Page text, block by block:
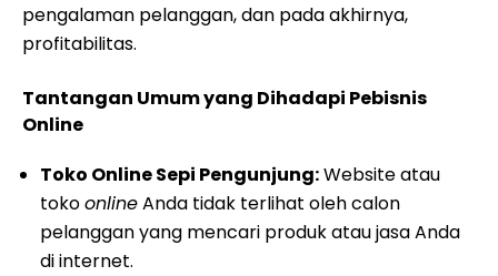
pengalaman pelanggan, dan pada akhirnya,
profitabilitas.
Tantangan Umum yang Dihadapi Pebisnis
Online
Toko Online Sepi Pengunjung:Website atau
tokoonlineAnda tidak terlihat oleh calon
pelanggan yang mencari produk atau jasa Anda
di internet.